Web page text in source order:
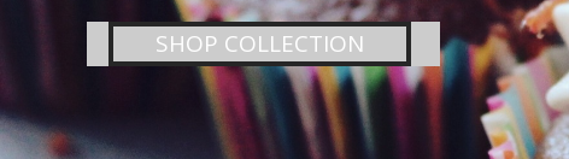
SHOP COLLECTION